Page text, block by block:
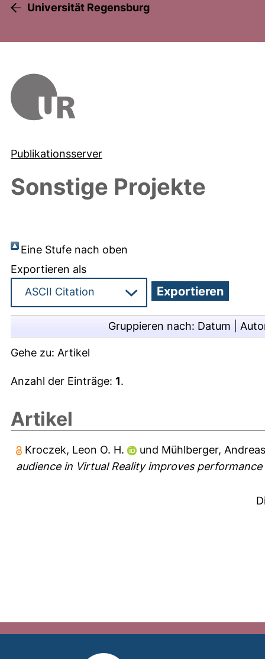
Universität Regensburg
Publikationsserver
Sonstige Projekte
Eine Stufe nach oben
Exportieren als
Gruppieren nach: Datum
Gehe zu: Artikel
Anzahl der Einträge: 1.
Artikel
Kroczek, Leon O. H. und Mühlberger, Andreas
audience in Virtual Reality improves